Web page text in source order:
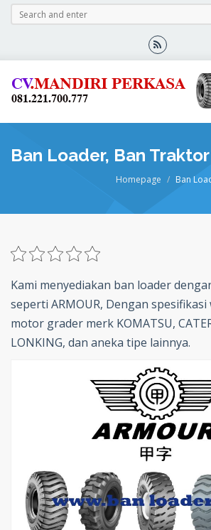
Ban Loader, Ban
Homepage Ban
Kami menyediakan ban loader
seperti ARMOUR, Dengan
motor grader merk KOMATSU,
LONKING, dan aneka tipe lainnya.